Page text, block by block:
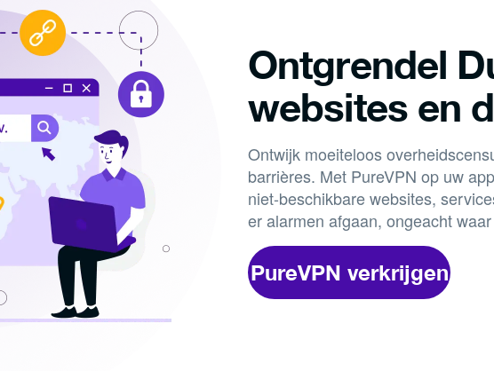
Ontgrendel
websites en
Ontwijk moeiteloos
barrières. Met PureVPN op uw
niet-beschikbare websites,
er alarmen afgaan, ongeacht
PureVPN verkrijgen